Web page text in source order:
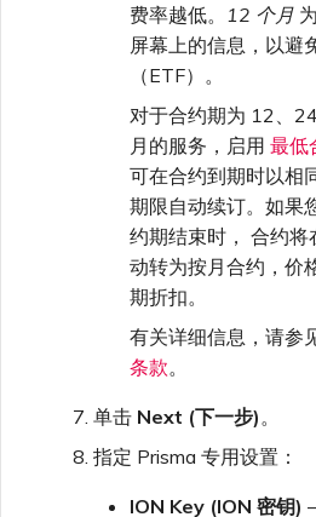
费率越低。 12 个月
屏幕上的信息，以避
（ETF）。
对于合约期为 12、
月的服务，启用 最低
可在合约到期时以相
期限自动续订。如果
约期结束时， 合约将
动转为按月合约，价
期折扣。
有关详细信息，请参
条款。
单击 Next (下一步) 。
指定 Prisma 专用设置：
ION Key (ION 密钥)